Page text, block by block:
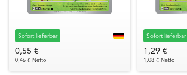
Sofort lieferbar
0,55 €
0,46 € Netto
Sofort lieferbar
1,29 €
1,08 € Netto